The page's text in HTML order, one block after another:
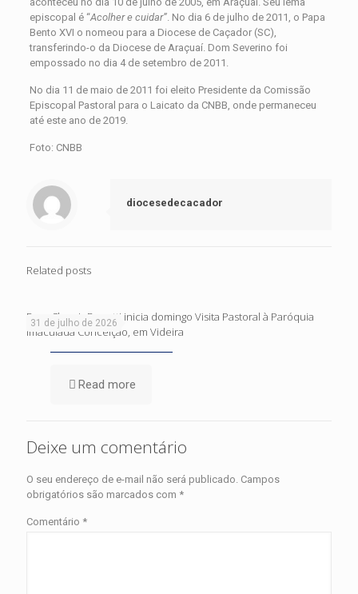
episcopal é “Acolher e cuidar”. No dia 6 de julho de 2011, o Papa
Bento XVI o nomeou para a Diocese de Caçador (SC),
transferindo-o da Diocese de Araçuaí. Dom Severino foi
empossado no dia 4 de setembro de 2011.
No dia 11 de maio de 2011 foi eleito Presidente da Comissão
Episcopal Pastoral para o Laicato da CNBB, onde permaneceu
até este ano de 2019.
Foto: CNBB
diocesedecacador
Related posts
31 de julho de 2026
Dom Cleocir Bonetti inicia domingo Visita Pastoral à Paróquia
Imaculada Conceição, em Videira
Read more
Deixe um comentário
O seu endereço de e-mail não será publicado. Campos
obrigatórios são marcados com *
Comentário *